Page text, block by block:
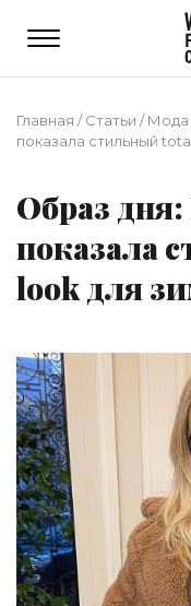
Главная /Статьи /Мода
показала стильный
Образ
показала
look для